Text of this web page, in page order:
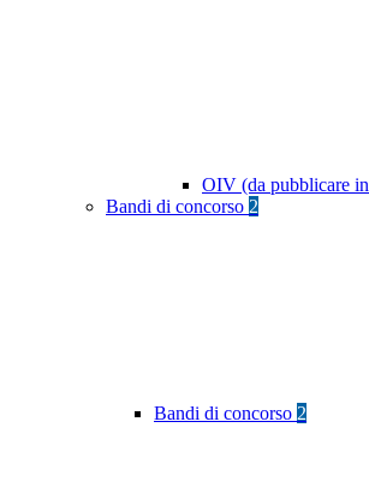
OIV (da pubblicare
Bandi di concorso 2
Bandi di concorso 2